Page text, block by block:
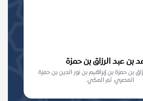
بن عبد الرزاق بن حمزة
بن حمزة بن إبراهيم بن نور الدين بن حمزة
المصري، ثم المكي.